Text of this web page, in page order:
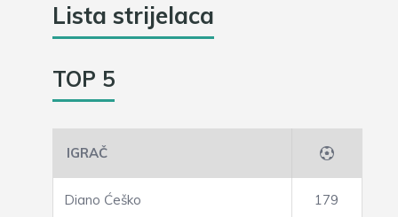
Lista strijelaca
TOP 5
IGRAČ
Diano Ćeško 179